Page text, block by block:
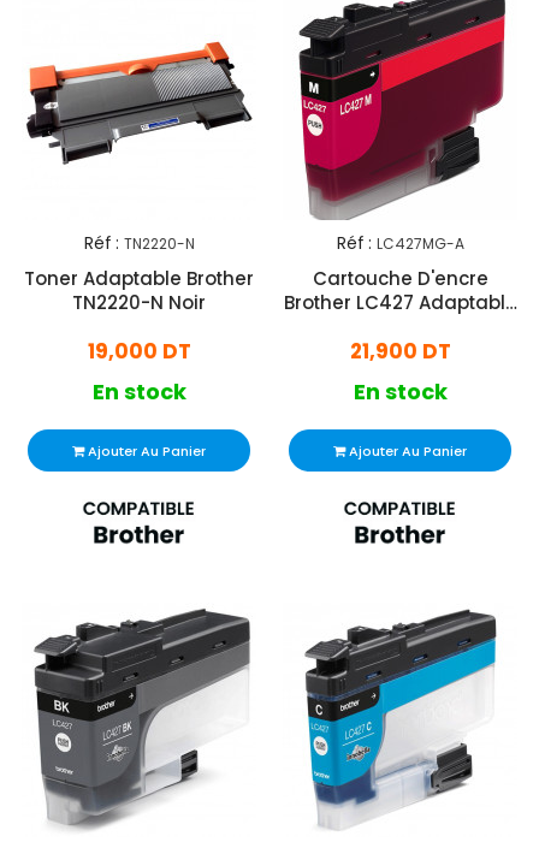
Réf : TN2220-N
Toner Adaptable Brother
TN2220-N Noir
19,000 DT
En stock
Ajouter Au Panier
Réf : LC427MG-A
Cartouche D'encre
Brother LC427 Adaptable
21,900 DT
En stock
Ajouter Au Panier